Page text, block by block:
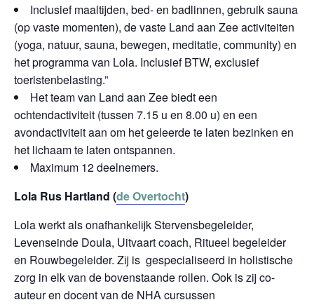
Inclusief maaltijden, bed- en badlinnen, gebruik sauna
(op vaste momenten), de vaste Land aan Zee activiteiten
(yoga, natuur, sauna, bewegen, meditatie, community) en
het programma van Lola. Inclusief BTW, exclusief
toeristenbelasting.”
Het team van Land aan Zee biedt een
ochtendactiviteit (tussen 7.15 u en 8.00 u) en een
avondactiviteit aan om het geleerde te laten bezinken en
het lichaam te laten ontspannen.
Maximum 12 deelnemers.
Lola Rus Hartland (de Overtocht)
Lola werkt als onafhankelijk Stervensbegeleider,
Levenseinde Doula, Uitvaart coach, Ritueel begeleider
en Rouwbegeleider. Zij is gespecialiseerd in holistische
zorg in elk van de bovenstaande rollen. Ook is zij co-
auteur en docent van de NHA cursussen